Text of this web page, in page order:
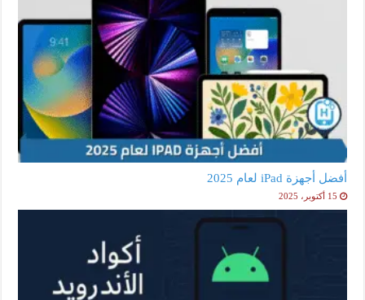
أفضل أجهزة iPad لعام 2025
15 أكتوبر، 2025